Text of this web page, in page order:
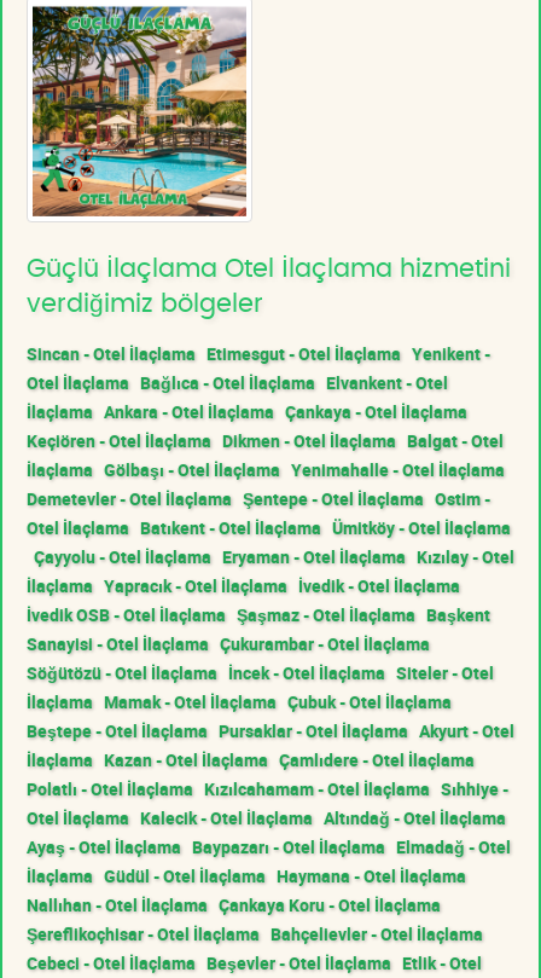
Güçlü İlaçlama Otel İlaçlama hizmetini
verdiğimiz bölgeler
Sincan - Otel İlaçlama Etimesgut - Otel İlaçlama Yenikent -
Otel İlaçlama Bağlıca - Otel İlaçlama Elvankent - Otel
İlaçlama Ankara - Otel İlaçlama Çankaya - Otel İlaçlama
Keçiören - Otel İlaçlama Dikmen - Otel İlaçlama Balgat - Otel
İlaçlama Gölbaşı - Otel İlaçlama Yenimahalle - Otel İlaçlama
Demetevler - Otel İlaçlama Şentepe - Otel İlaçlama Ostim -
Otel İlaçlama Batıkent - Otel İlaçlama Ümitköy - Otel İlaçlama
Çayyolu - Otel İlaçlama Eryaman - Otel İlaçlama Kızılay - Otel
İlaçlama Yapracık - Otel İlaçlama İvedik - Otel İlaçlama
İvedik OSB - Otel İlaçlama Şaşmaz - Otel İlaçlama Başkent
Sanayisi - Otel İlaçlama Çukurambar - Otel İlaçlama
Söğütözü - Otel İlaçlama İncek - Otel İlaçlama Siteler - Otel
İlaçlama Mamak - Otel İlaçlama Çubuk - Otel İlaçlama
Beştepe - Otel İlaçlama Pursaklar - Otel İlaçlama Akyurt - Otel
İlaçlama Kazan - Otel İlaçlama Çamlıdere - Otel İlaçlama
Polatlı - Otel İlaçlama Kızılcahamam - Otel İlaçlama Sıhhiye -
Otel İlaçlama Kalecik - Otel İlaçlama Altındağ - Otel İlaçlama
Ayaş - Otel İlaçlama Baypazarı - Otel İlaçlama Elmadağ - Otel
İlaçlama Güdül - Otel İlaçlama Haymana - Otel İlaçlama
Nallıhan - Otel İlaçlama Çankaya Koru - Otel İlaçlama
Şereflikoçhisar - Otel İlaçlama Bahçelievler - Otel İlaçlama
Cebeci - Otel İlaçlama Beşevler - Otel İlaçlama Etlik - Otel